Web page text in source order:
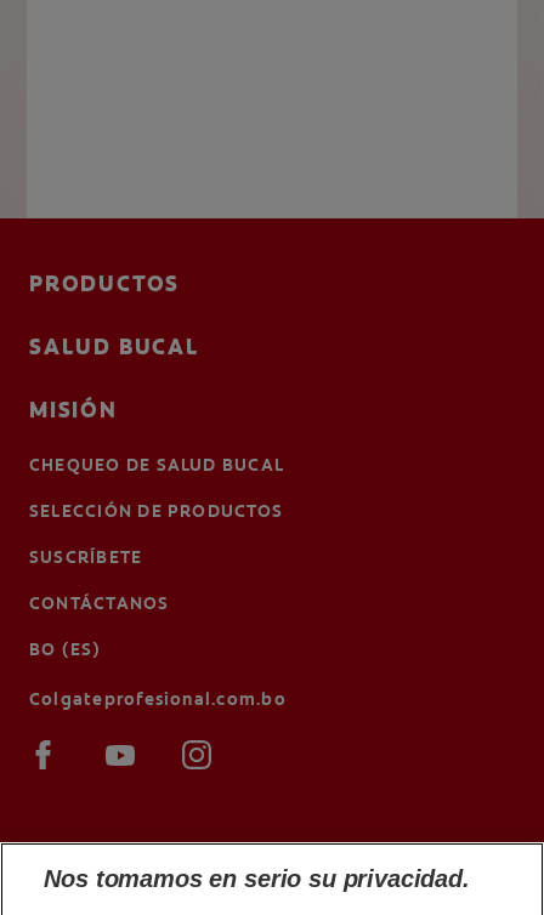
PRODUCTOS
SALUD BUCAL
MISIÓN
CHEQUEO DE SALUD BUCAL
SELECCIÓN DE PRODUCTOS
SUSCRÍBETE
CONTÁCTANOS
BO (ES)
Colgateprofesional.com.bo
Nos tomamos en serio su privacidad.